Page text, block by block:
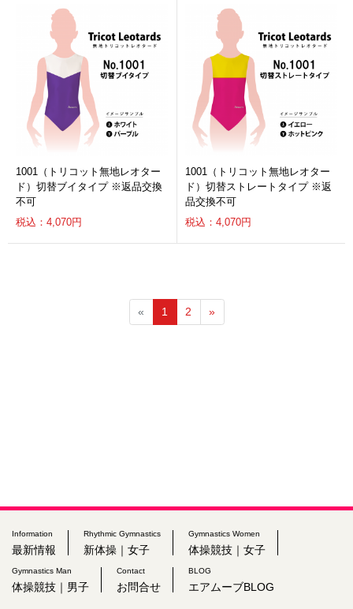
1001（トリコット無地レオター
ド）切替ブイタイプ ※返品交換
不可
税込：4,070円
1001（トリコット無地レオター
ド）切替ストレートタイプ ※返
品交換不可
税込：4,070円
« 1 2 »
Information
最新情報
Rhythmic Gymnastics
新体操｜女子
Gymnastics Women
体操競技｜女子
Gymnastics Man
体操競技｜男子
Contact
お問合せ
BLOG
エアムーブBLOG